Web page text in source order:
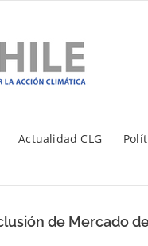
Actualidad CLG
de Mercado